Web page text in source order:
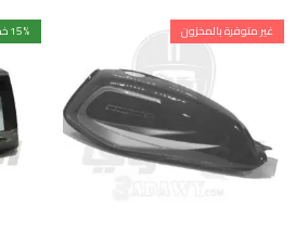
غير متوفرة بالمخزون 15% خصم